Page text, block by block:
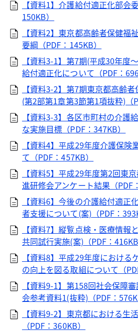
【資料1】介護給付適正化部会
150KB）
【資料2】東京都高齢者保健福
要綱（PDF：145KB）
【資料3-1】第7期(平成30年度
給付適正化について（PDF：
【資料3-2】第7期東京都高齢
(第2部第1章第3節第1項抜粋)（
【資料3-3】各区市町村の介護
な実施目標（PDF：347KB）
【資料4】平成29年度介護保険
て（PDF：457KB）
【資料5】平成29年度第2回東
進研修会アンケート結果（PDF
【資料6】今後の介護給付適正
者支援について(案)（PDF：
【資料7】縦覧点検・医療情報
共同試行実施(案)（PDF：416KB
【資料8】平成29年度における
の向上を図る取組について（
【資料9-1】第158回社会保障
会参考資料1(抜粋)（PDF：
【資料9-2】東京都における生
（PDF：360KB）